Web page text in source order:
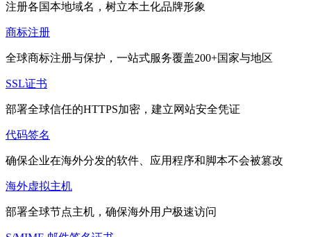
注册各国本地域名，树立本土化品牌形象
商标注册
全球商标注册与保护，一站式服务覆盖200+国家与地区
SSL证书
部署全球信任的HTTPS加密，建立网站安全凭证
代码签名
确保企业在海外分发的软件、应用程序和脚本不会被篡改
海外虚拟主机
部署全球节点主机，确保海外用户极速访问